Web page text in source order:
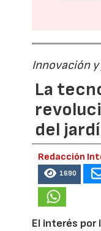
Innovación
La
del
Redacción
1690
El interés por